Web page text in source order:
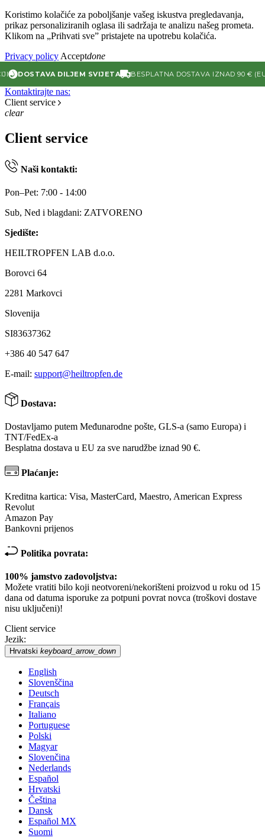
Koristimo kolačiće za poboljšanje vašeg iskustva pregledavanja,
prikaz personaliziranih oglasa ili sadržaja te analizu našeg prometa.
Klikom na „Prihvati sve” pristajete na upotrebu kolačića.
Privacy policy Acceptdone
DOSTAVA DILJEM SVIJETA BESPLATNA DOSTAVA IZNAD 90 € (EU)
Kontaktirajte nas:
Client service
clear
Client service
Naši kontakti:
Pon–Pet: 7:00 - 14:00
Sub, Ned i blagdani: ZATVORENO
Sjedište:
HEILTROPFEN LAB d.o.o.
Borovci 64
2281 Markovci
Slovenija
SI83637362
+386 40 547 647
E-mail: support@heiltropfen.de
Dostava:
Dostavljamo putem Međunarodne pošte, GLS-a (samo Europa) i
TNT/FedEx-a
Besplatna dostava u EU za sve narudžbe iznad 90 €.
Plaćanje:
Kreditna kartica: Visa, MasterCard, Maestro, American Express
Revolut
Amazon Pay
Bankovni prijenos
Politika povrata:
100% jamstvo zadovoljstva:
Možete vratiti bilo koji neotvoreni/nekorišteni proizvod u roku od 15
dana od datuma isporuke za potpuni povrat novca (troškovi dostave
nisu uključeni)!
Client service
Jezik:
Hrvatski keyboard_arrow_down
English
Slovenščina
Deutsch
Français
Italiano
Portuguese
Polski
Magyar
Slovenčina
Nederlands
Español
Hrvatski
Čeština
Dansk
Español MX
Suomi